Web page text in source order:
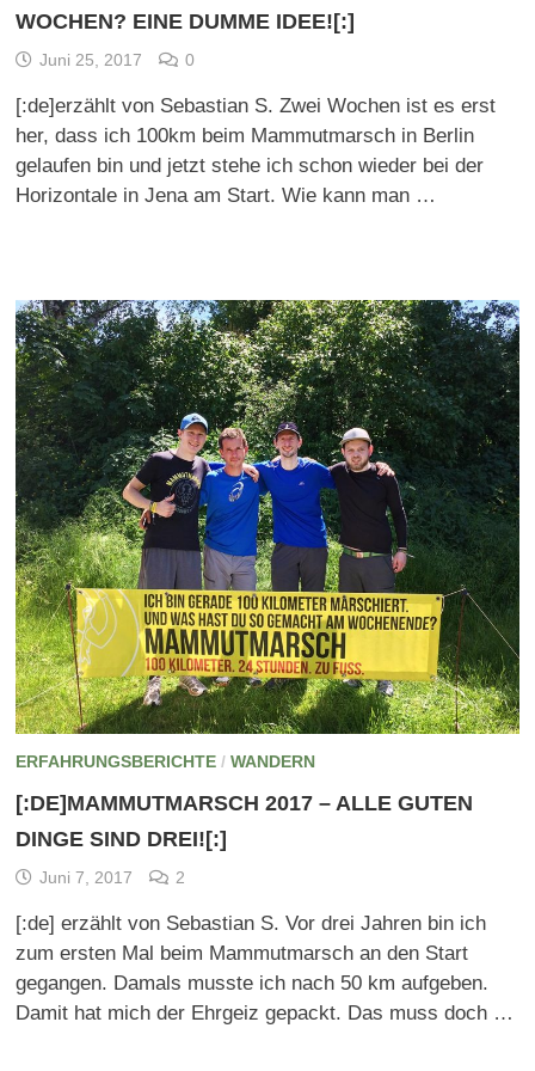
WOCHEN? EINE DUMME IDEE![:]
Juni 25, 2017 0
[:de]erzählt von Sebastian S. Zwei Wochen ist es erst
her, dass ich 100km beim Mammutmarsch in Berlin
gelaufen bin und jetzt stehe ich schon wieder bei der
Horizontale in Jena am Start. Wie kann man …
ERFAHRUNGSBERICHTE/ WANDERN
[:DE]MAMMUTMARSCH 2017 – ALLE GUTEN
DINGE SIND DREI![:]
Juni 7, 2017 2
[:de] erzählt von Sebastian S. Vor drei Jahren bin ich
zum ersten Mal beim Mammutmarsch an den Start
gegangen. Damals musste ich nach 50 km aufgeben.
Damit hat mich der Ehrgeiz gepackt. Das muss doch …